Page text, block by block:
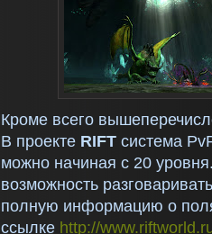
Кроме всего
В проекте RIFT система
можно начиная с 20
возможность
полную информацию о
ссылке http://